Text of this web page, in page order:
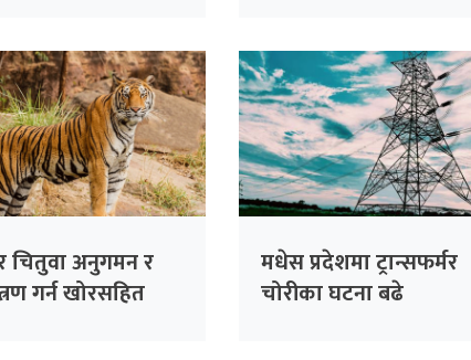
चितुवा अनुगमन र
गर्न खोरसहित
मधेस प्रदेशमा ट्रान्सफर्मर
चोरीका घटना बढे